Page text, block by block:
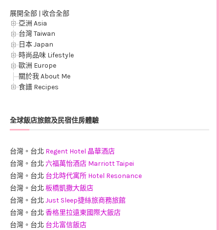
展開全部 | 收合全部
亞洲 Asia
台灣 Taiwan
日本 Japan
時尚品味 Lifestyle
歐洲 Europe
關於我 About Me
食譜 Recipes
全球飯店旅館及民宿住房體驗
台灣。台北 Regent Hotel 晶華酒店
台灣。台北 六福萬怡酒店 Marriott Taipei
台灣。台北 台北時代寓所 Hotel Resonance
台灣。台北 板橋凱撒大飯店
台灣。台北 Just Sleep捷絲旅商務旅館
台灣。台北 香格里拉遠東國際大飯店
台灣。台北 台北富信飯店